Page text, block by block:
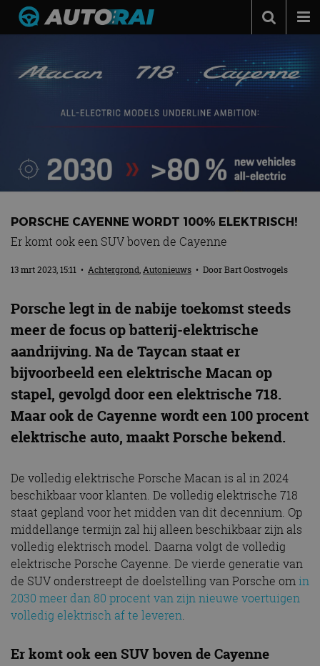
Podcast
Automerken
Adverteren
Contact
PORSCHE CAYENNE WORDT 100% ELEKTRISCH!
Er komt ook een SUV boven de Cayenne
13 mrt 2023, 15:11 • Achtergrond,Autonieuws • DoorBart Oostvogels
Porsche legt in de nabije toekomst steeds
meer de focus op batterij-elektrische
aandrijving. Na de Taycan staat er
bijvoorbeeld een elektrische Macan op
stapel, gevolgd door een elektrische 718.
Maar ook de Cayenne wordt een 100 procent
elektrische auto, maakt Porsche bekend.
De volledig elektrische Porsche Macan is al in 2024
beschikbaar voor klanten. De volledig elektrische 718
staat gepland voor het midden van dit decennium. Op
middellange termijn zal hij alleen beschikbaar zijn als
volledig elektrisch model. Daarna volgt de volledig
elektrische Porsche Cayenne. De vierde generatie van
de SUV onderstreept de doelstelling van Porsche omin
2030 meer dan 80 procent van zijn nieuwe voertuigen
volledig elektrisch af te leveren.
Er komt ook een SUV boven de Cayenne